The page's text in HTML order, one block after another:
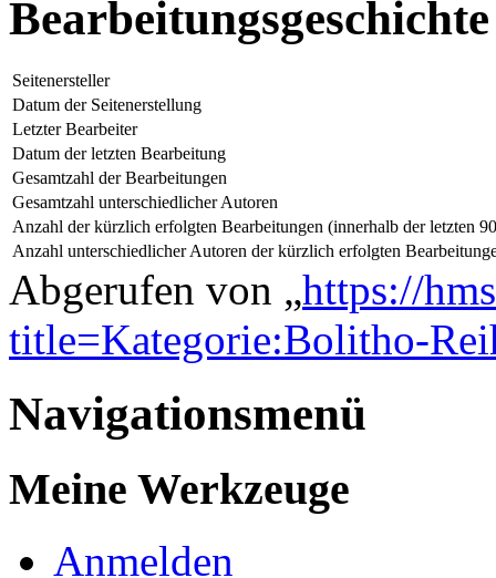
Bearbeitungsgeschichte
Seitenersteller
Datum der Seitenerstellung
Letzter Bearbeiter
Datum der letzten Bearbeitung
Gesamtzahl der Bearbeitungen
Gesamtzahl unterschiedlicher Autoren
Anzahl der kürzlich erfolgten Bearbeitungen (innerhalb der letzten
Anzahl unterschiedlicher Autoren der kürzlich erfolgten
Abgerufen von „https://
title=Kategorie:Bolitho-
Navigationsmenü
Meine Werkzeuge
Anmelden